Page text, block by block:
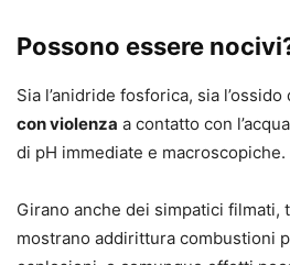
Possono essere
Sia l’anidride fosforica, sia
con violenza a contatto con
di pH immediate e macroscopiche.
Girano anche dei simpatici filmati,
mostrano addirittura combustioni